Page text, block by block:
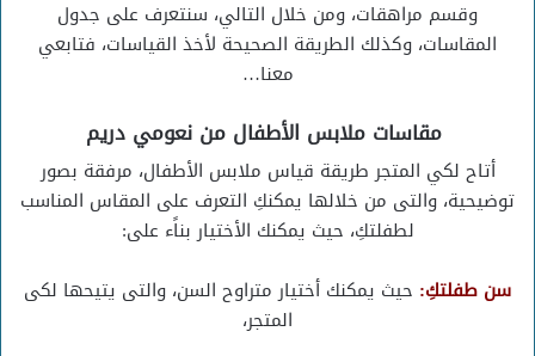
وقسم مراهقات، ومن خلال التالي، سنتعرف على جدول
المقاسات، وكذلك الطريقة الصحيحة لأخذ القياسات، فتابعي
معنا…
مقاسات ملابس الأطفال من نعومي دريم
أتاح لكي المتجر طريقة قياس ملابس الأطفال، مرفقة بصور
توضيحية، والتى من خلالها يمكنكِ التعرف على المقاس المناسب
لطفلتكِ، حيث يمكنك الأختيار بناًء على:
سن طفلتكِ: حيث يمكنك أختيار متراوح السن، والتى يتيحها لكى
المتجر،